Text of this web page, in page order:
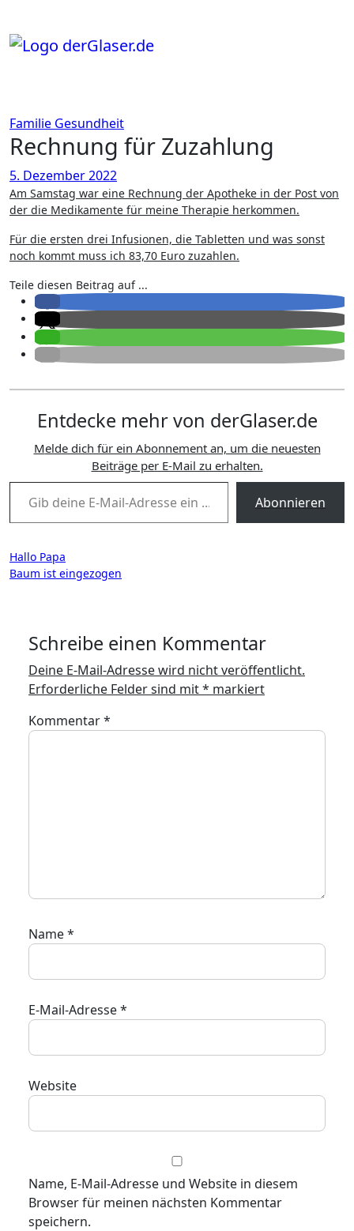
springen
Familie Gesundheit
Rechnung für Zuzahlung
5. Dezember 2022
Am Samstag war eine Rechnung der Apotheke in der Post von
der die Medikamente für meine Therapie herkommen.
Für die ersten drei Infusionen, die Tabletten und was sonst
noch kommt muss ich 83,70 Euro zuzahlen.
Teile diesen Beitrag auf ...
Entdecke mehr von derGlaser.de
Melde dich für ein Abonnement an, um die neuesten
Beiträge per E-Mail zu erhalten.
Gib deine E-Mail-Adresse ein ...
Abonnieren
Beitragsnavigation
Hallo Papa
Baum ist eingezogen
Schreibe einen Kommentar
Deine E-Mail-Adresse wird nicht veröffentlicht.
Erforderliche Felder sind mit* markiert
Kommentar*
Name*
E-Mail-Adresse*
Website
Name, E-Mail-Adresse und Website in diesem
Browser für meinen nächsten Kommentar
speichern.